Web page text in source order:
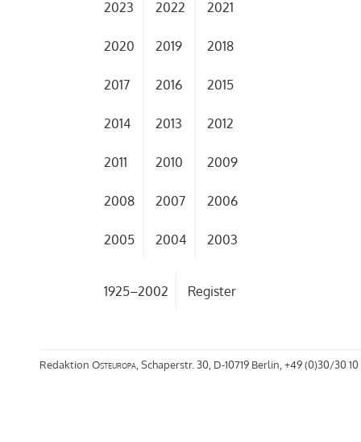
2023 2022 2021
2020 2019 2018
2017 2016 2015
2014 2013 2012
2011 2010 2009
2008 2007 2006
2005 2004 2003
1925–2002 Register
Redaktion Osteuropa, Schaperstr. 30, D-10719 Berlin, +49 (0)30/30